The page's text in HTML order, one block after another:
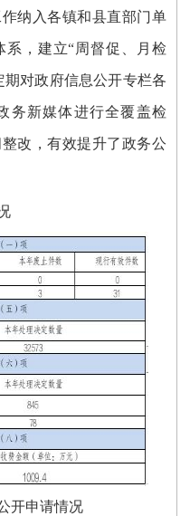
纳入各镇和县直部门单
，建立“周督促、月检
对政府信息公开专栏各
务新媒体进行全覆盖检
改，有效提升了政务公
开申请情况